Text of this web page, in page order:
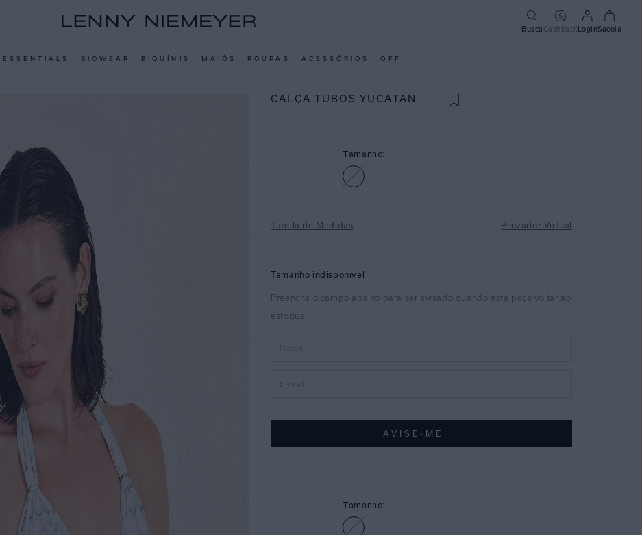
Busca CashbackLoginSacola
ESSENTIALS BIOWEAR BIQUÍNIS MAIÔS ROUPAS ACESSÓRIOS OFF
CALÇA TUBOS YUCATAN
Tamanho:
Tabela de Medidas Provador Virtual
Tamanho: